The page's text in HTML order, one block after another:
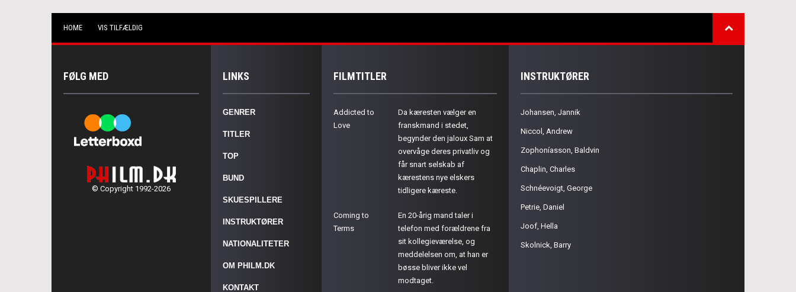
HOME VIS TILFÆLDIG
FØLG MED
© Copyright 1992-2026
LINKS
GENRER
TITLER
TOP
BUND
SKUESPILLERE
INSTRUKTØRER
NATIONALITETER
OM PHILM.DK
KONTAKT
FILMTITLER
Addicted to
Love
Da kæresten vælger en
franskmand i stedet,
begynder den jaloux Sam at
overvåge deres privatliv og
får snart selskab af
kærestens nye elskers
tidligere kæreste.
Coming to
Terms
En 20-årig mand taler i
telefon med forældrene fra
sit kollegieværelse, og
meddelelsen om, at han er
bøsse bliver ikke vel
modtaget.
INSTRUKTØRER
Johansen, Jannik
Niccol, Andrew
Zophoníasson, Baldvin
Chaplin, Charles
Schnéevoigt, George
Petrie, Daniel
Joof, Hella
Skolnick, Barry